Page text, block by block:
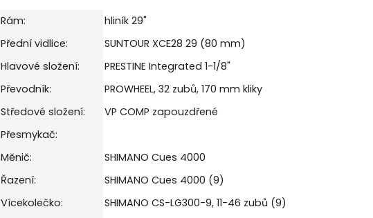
Rám:
hliník 29"
Přední vidlice:
SUNTOUR XCE28 29 (80 mm)
Hlavové složení:
PRESTINE Integrated 1-1/8"
Převodník:
PROWHEEL, 32 zubů, 170 mm kliky
Středové složení:
VP COMP zapouzdřené
Přesmykač:
Měnič:
SHIMANO Cues 4000
Řazení:
SHIMANO Cues 4000 (9)
Vícekolečko:
SHIMANO CS-LG300-9, 11-46 zubů (9)